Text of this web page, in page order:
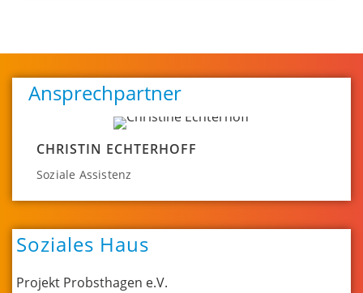
Soziales Haus
Projekt Probsthagen e.V.
Ansprechpartner
CHRISTIN ECHTERHOFF
Soziale Assistenz